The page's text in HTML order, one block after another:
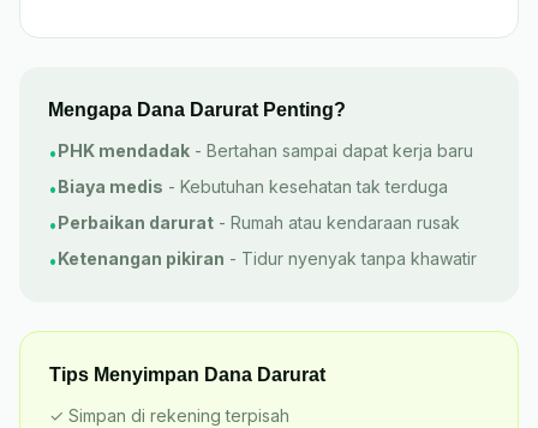
Mengapa Dana Darurat Penting?
•PHK mendadak - Bertahan sampai dapat kerja baru
•Biaya medis - Kebutuhan kesehatan tak terduga
•Perbaikan darurat - Rumah atau kendaraan rusak
•Ketenangan pikiran - Tidur nyenyak tanpa khawatir
Tips Menyimpan Dana Darurat
✓ Simpan di rekening terpisah